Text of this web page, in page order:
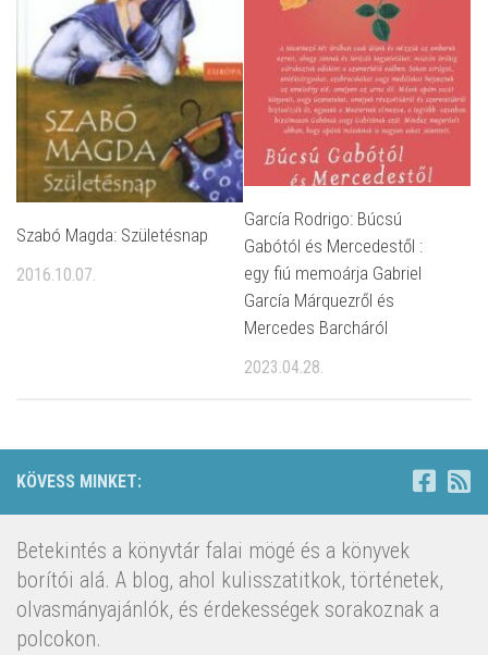
Szabó Magda: Születésnap
2016.10.07.
García Rodrigo: Búcsú
Gabótól és Mercedestől :
egy fiú memoárja Gabriel
García Márquezről és
Mercedes Barcháról
2023.04.28.
KÖVESS MINKET:
Betekintés a könyvtár falai mögé és a könyvek
borítói alá. A blog, ahol kulisszatitkok, történetek,
olvasmányajánlók, és érdekességek sorakoznak a
polcokon.